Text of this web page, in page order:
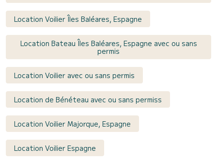
Location Voilier Îles Baléares, Espagne
Location Bateau Îles Baléares, Espagne avec ou sans
permis
Location Voilier avec ou sans permis
Location de Bénéteau avec ou sans permiss
Location Voilier Majorque, Espagne
Location Voilier Espagne